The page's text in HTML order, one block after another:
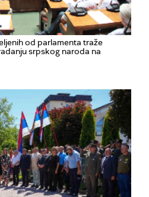
od parlamenta traže
srpskog naroda na